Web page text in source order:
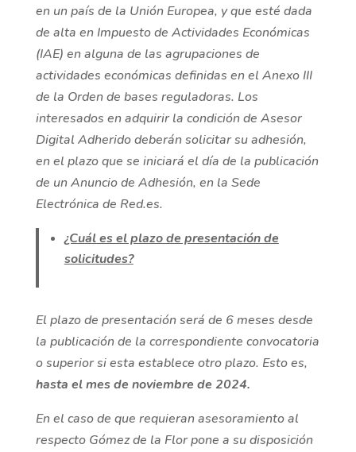
en un país de la Unión Europea, y que esté dada
de alta en Impuesto de Actividades Económicas
(IAE) en alguna de las agrupaciones de
actividades económicas definidas en el Anexo III
de la Orden de bases reguladoras. Los
interesados en adquirir la condición de Asesor
Digital Adherido deberán solicitar su adhesión,
en el plazo que se iniciará el día de la publicación
de un Anuncio de Adhesión, en la Sede
Electrónica de Red.es.
¿Cuál es el plazo de presentación de
solicitudes?
El plazo de presentación será de 6 meses desde
la publicación de la correspondiente convocatoria
o superior si esta establece otro plazo. Esto es,
hasta el mes de noviembre de 2024.
En el caso de que requieran asesoramiento al
respecto Gómez de la Flor pone a su disposición